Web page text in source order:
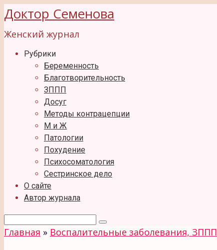
Перейти
к
контенту
Доктор Семенова
Женский журнал
Рубрики
Беременность
Благотворительность
ЗППП
Досуг
Методы контрацепции
М и Ж
Патологии
Похудение
Психосоматология
Сестринское дело
О сайте
Автор журнала
Поиск:
Главная » Воспалительные заболевания, ЗППП